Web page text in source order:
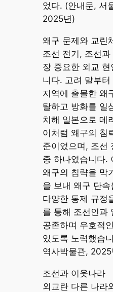
었다. (안내문, 서
2025년)
왜구 문제와 교린
조선 전기, 조선
장 중요한 외교
니다. 고려 말부
지역에 출몰한 왜
탈하고 방화를 일
치해 일본으로 데
이처럼 왜구의 침
준이었으며, 조선
중 하나였습니다.
왜구의 침략을 막
을 보내 왜구 단
다양한 통제 규정
를 통해 조선인과
공존하며 우호적
있도록 노력했습
역사박물관, 2025
조선과 이웃나라
외교란 다른 나라